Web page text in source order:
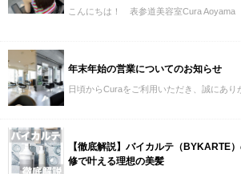
こんにちは！ 表参道美容室Cura Aoyama
年末年始の営業についてのお知らせ
日頃からCuraをご利用いただき、誠にあり
【徹底解説】バイカルテ（BYKARTE
修で叶える理想の美髪